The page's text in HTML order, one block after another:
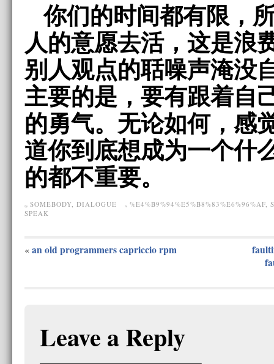
你们的时间都有限，
人的意愿去活，这是浪
别人观点的聒噪声淹没
主要的是，要有跟着自
的勇气。无论如何，感
道你到底想成为一个什
的都不重要。
SOMEBODY, DIALOGUE %E4%B9%94%E5%B8%83%E6%96%AF,
SPEAK
« an old programmers capriccio rpm
Leave a Reply